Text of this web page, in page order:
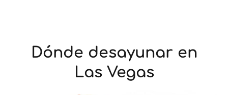
Dónde desayunar en
Las Vegas